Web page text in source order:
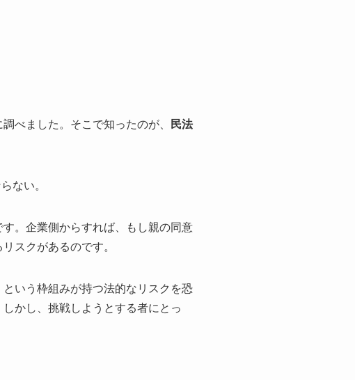
べました。そこで知ったのが、
民法
ない。
。企業側からすれば、もし親の同意
スクがあるのです。
いう枠組みが持つ法的なリスクを恐
かし、挑戦しようとする者にとっ